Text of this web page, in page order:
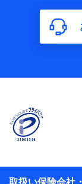
年数などの情
れます。
【共同して
株式会社NTTド
当社又は株式会
おけるユーザ登
当社又は株式会
れらに付帯、関
会社のサービス
取扱い保険会社